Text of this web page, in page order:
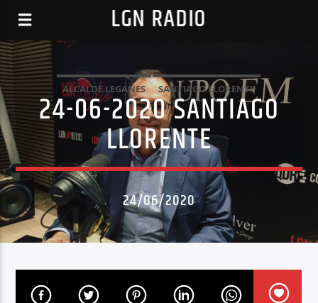
LGN RADIO
ALCALDE LEGANES SANTIAGO LLORENTE
24-06-2020 SANTIAGO
LLORENTE
24/06/2020